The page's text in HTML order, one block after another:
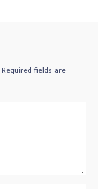
Required fields are